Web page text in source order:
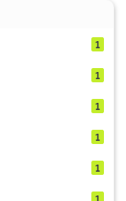
1
1
1
1
1
1